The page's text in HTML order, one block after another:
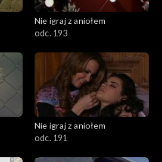
Nie igraj z aniołem
odc. 193
Nie igraj z aniołem
odc. 191